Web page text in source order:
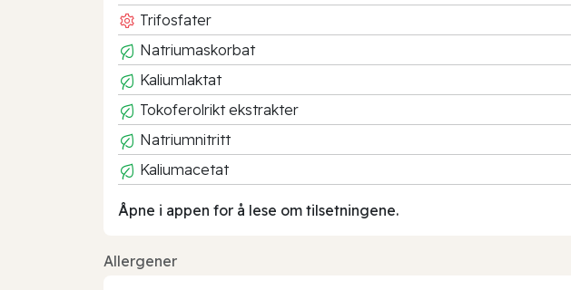
Trifosfater
Natriumaskorbat
Kaliumlaktat
Tokoferolrikt ekstrakter
Natriumnitritt
Kaliumacetat
Åpne i appen for å lese om tilsetningene.
Allergener